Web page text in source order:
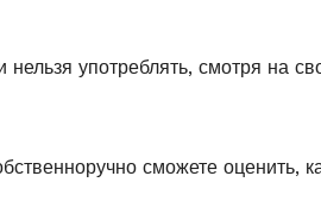
употреблять, смотря на
сможете оценить,